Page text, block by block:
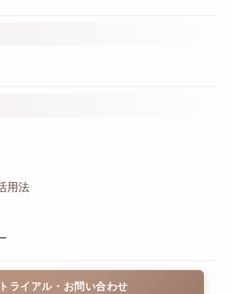
用法
ライアル・お問い合わせ